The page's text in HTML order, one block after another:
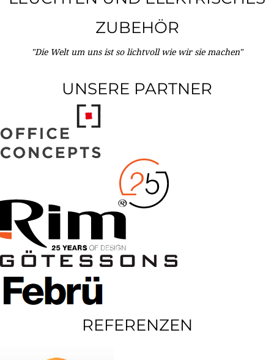
ZUBEHÖR
"Die Welt um uns ist so lichtvoll wie wir sie machen"
UNSERE PARTNER
REFERENZEN